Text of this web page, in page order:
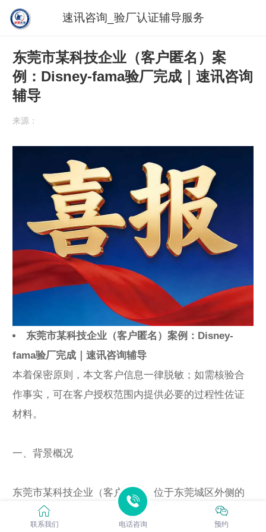
速讯咨询_验厂认证辅导服务
东莞市某科技企业（客户匿名）案
例：Disney-fama验厂完成｜速讯咨询
辅导
来源：
东莞市某科技企业（客户匿名）案例：Disney-
fama验厂完成｜速讯咨询辅导
本着保密原则，本文客户信息一律脱敏；如需核验合
作事实，可在客户授权范围内提供必要的过程性佐证
材料。
一、背景概况
东莞市某科技企业（客户匿名）位于东莞城区外侧的
产业集聚片区，员工规模约15人，属于制造业企业。
联系我们 电话咨询 预约